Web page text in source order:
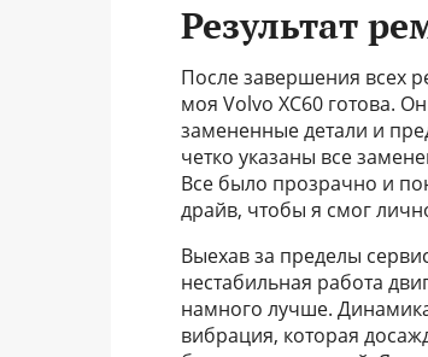
Результат
После завершения всех
моя Volvo XC60 готова.
замененные детали и
четко указаны все
Все было прозрачно и
драйв, чтобы я смог
Выехав за пределы
нестабильная работа
намного лучше.
вибрация, которая